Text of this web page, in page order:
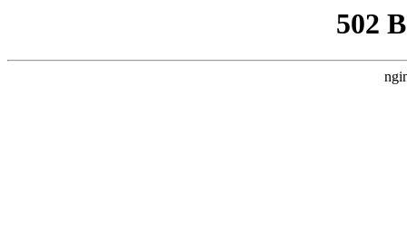
502